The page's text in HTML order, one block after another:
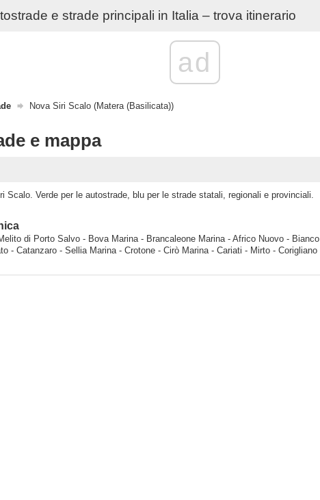
e strade principali in Italia – trova itinerario
ad
Nova Siri Scalo (Matera (Basilicata))
e mappa
Scalo. Verde per le autostrade, blu per le strade statali, regionali e provinciali.
di Porto Salvo - Bova Marina - Brancaleone Marina - Africo Nuovo - Bianco
- Catanzaro - Sellia Marina - Crotone - Cirò Marina - Cariati - Mirto - Corigliano